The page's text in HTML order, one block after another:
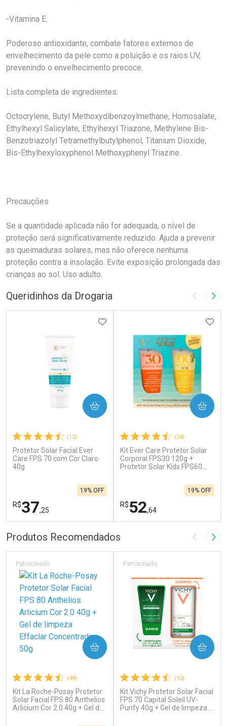
-Vitamina E:
Poderoso antioxidante, combate fatores externos de
envelhecimento da pele como a poluição e os raios UV,
prevenindo o envelhecimento precoce.
Lista completa de ingredientes:
Octocrylene, Butyl Methoxydibenzoylmethane, Homosalate,
Ethylhexyl Salicylate, Ethylhexyl Triazone, Methylene Bis-
Benzotriazolyl Tetramethylbutylphenol, Titanium Dioxide,
Bis-Ethylhexyloxyphenol Methoxyphenyl Triazine.
Precauções
Se a quantidade aplicada não for adequada, o nível de
proteção será significativamente reduzido. Ajuda a prevenir
as queimaduras solares, mas não oferece nenhuma
proteção contra a insolação. Evite exposição prolongada das
crianças ao sol. Uso adulto.
Queridinhos da Drogaria Imagem
(12)
Protetor Solar Facial Ever
Care FPS 70 com Cor Claro
40g
R$37,25
19% OFF
ADICIONAR AOS FAVORITOS
COMPRAR
FECHAR
Laboratório
Ativar Desconto
FECHAR
Por Menos
Comprar sem Desconto
(24)
Kit Ever Care Protetor Solar
Corporal FPS30 120g +
Protetor Solar Kids FPS60
R$52,64
19% OFF
COMPRAR
Laboratório
Ativar Desconto
Por Menos
Comprar sem Desconto
Produtos Recomendados Imagem
(48)
Kit La Roche-Posay Protetor
Solar Facial FPS 80 Anthelios
Arlicium Cor 2.0 40g + Gel de
Patrocinado
COMPRAR
(92)
Kit Vichy Protetor Solar Facial
FPS 70 Capital Soleil UV-
Purify 40g + Gel de limpeza
Patrocinado
COMPRAR